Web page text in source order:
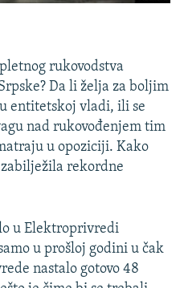
rukovodstva
Da li želja za boljim
entitetskoj vladi, ili se
nad rukovođenjem tim
u opoziciji. Kako
rekordne
u Elektroprivredi
u prošloj godini u čak
nastalo gotovo 48